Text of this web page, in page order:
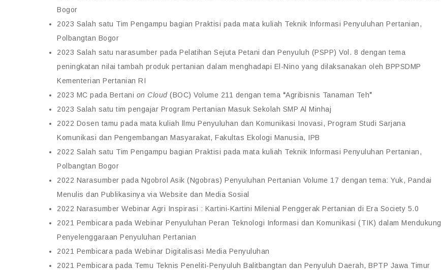
Bogor
2023 Salah satu Tim Pengampu bagian Praktisi pada mata kuliah Teknik Informasi Penyuluhan Pertanian,
Polbangtan Bogor
2023 Salah satu narasumber pada Pelatihan Sejuta Petani dan Penyuluh (PSPP) Vol. 8 dengan tema
peningkatan nilai tambah produk pertanian dalam menghadapi El-Nino yang dilaksanakan oleh BPPSDMP
Kementerian Pertanian RI
2023 MC pada Bertani on Cloud (BOC) Volume 211 dengan tema “Agribisnis Tanaman Teh”
2023 Salah satu tim pengajar Program Pertanian Masuk Sekolah SMP Al Minhaj
2022 Dosen tamu pada mata kuliah llmu Penyuluhan dan Komunikasi Inovasi, Program Studi Sarjana
Komunikasi dan Pengembangan Masyarakat, Fakultas Ekologi Manusia, IPB
2022 Salah satu Tim Pengampu bagian Praktisi pada mata kuliah Teknik Informasi Penyuluhan Pertanian,
Polbangtan Bogor
2022 Narasumber pada Ngobrol Asik (Ngobras) Penyuluhan Pertanian Volume 17 dengan tema: Yuk, Pandai
Menulis dan Publikasinya via Website dan Media Sosial
2022 Narasumber Webinar Agri Inspirasi : Kartini-Kartini Milenial Penggerak Pertanian di Era Society 5.0
2021 Pembicara pada Webinar Penyuluhan Peran Teknologi Informasi dan Komunikasi (TIK) dalam Mendukung
Penyelenggaraan Penyuluhan Pertanian
2021 Pembicara pada Webinar Digitalisasi Media Penyuluhan
2021 Pembicara pada Temu Teknis Peneliti-Penyuluh Balitbangtan dan Penyuluh Daerah, BPTP Jawa Timur